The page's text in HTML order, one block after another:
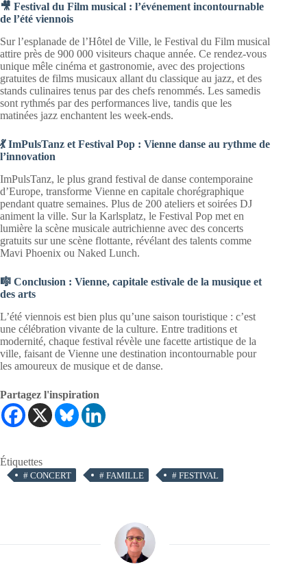
🎥 Festival du Film musical : l’événement incontournable
de l’été viennois
Sur l’esplanade de l’Hôtel de Ville, le Festival du Film musical
attire près de 900 000 visiteurs chaque année. Ce rendez-vous
unique mêle cinéma et gastronomie, avec des projections
gratuites de films musicaux allant du classique au jazz, et des
stands culinaires tenus par des chefs renommés. Les samedis
sont rythmés par des performances live, tandis que les
matinées jazz enchantent les week-ends.
💃 ImPulsTanz et Festival Pop : Vienne danse au rythme de
l’innovation
ImPulsTanz, le plus grand festival de danse contemporaine
d’Europe, transforme Vienne en capitale chorégraphique
pendant quatre semaines. Plus de 200 ateliers et soirées DJ
animent la ville. Sur la Karlsplatz, le Festival Pop met en
lumière la scène musicale autrichienne avec des concerts
gratuits sur une scène flottante, révélant des talents comme
Mavi Phoenix ou Naked Lunch.
🎼 Conclusion : Vienne, capitale estivale de la musique et
des arts
L’été viennois est bien plus qu’une saison touristique : c’est
une célébration vivante de la culture. Entre traditions et
modernité, chaque festival révèle une facette artistique de la
ville, faisant de Vienne une destination incontournable pour
les amoureux de musique et de danse.
Partagez l'inspiration
Étiquettes
# CONCERT # FAMILLE # FESTIVAL